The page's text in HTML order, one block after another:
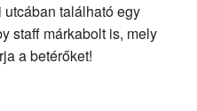
utcában található egy
staff márkabolt is, mely
a betérőket!